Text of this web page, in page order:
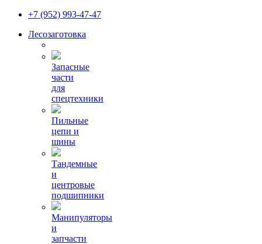
+7 (952) 993-47-47
Лесозаготовка
Запасные
части
для
спецтехники
Пильные
цепи и
шины
Тандемные
и
центровые
подшипники
Манипуляторы
и
запчасти